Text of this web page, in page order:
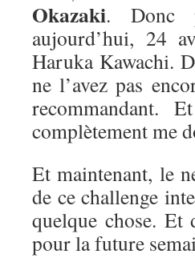
Okazaki. Donc
aujourd’hui, 24
Haruka Kawachi.
ne l’avez pas
recommandant.
complètement me
Et maintenant, le
de ce challenge
quelque chose. Et
pour la future